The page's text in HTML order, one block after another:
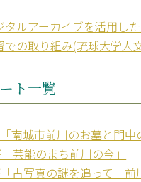
タルアーカイブを活用し
での取り組み(琉球大学人
ト一覧
南城市前川のお墓と門中
芸能のまち前川の今」
古写真の謎を追って 前